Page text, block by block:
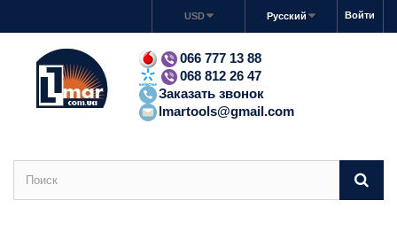
Войти
Русский
USD
066 777 13 88
068 812 26 47
Заказать звонок
lmartools@gmail.com